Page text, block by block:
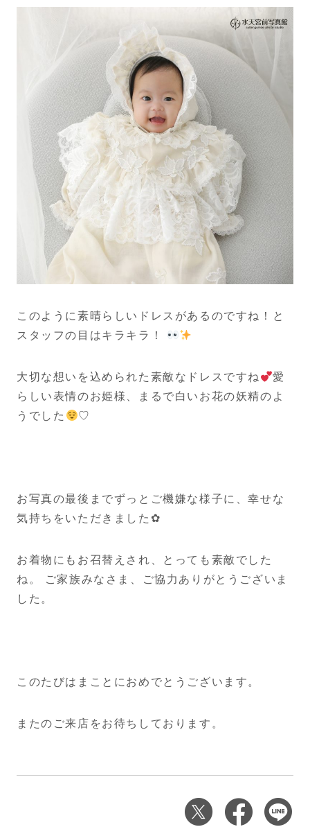
このように素晴らしいドレスがあるのですね！と
スタッフの目はキラキラ！
大切な想いを込められた素敵なドレスですね
愛
らしい表情のお姫様、まるで白いお花の妖精のよ
うでした
♡
お写真の最後までずっとご機嫌な様子に、幸せな
気持ちをいただきました✿
お着物にもお召替えされ、とっても素敵でした
ね。 ご家族みなさま、ご協力ありがとうございま
した。
このたびはまことにおめでとうございます。
またのご来店をお待ちしております。